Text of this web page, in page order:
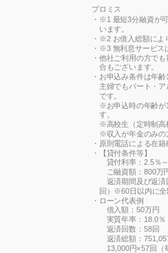
プロミス
※1 最短3分融資が
います。
※2 お借入総額によ
※3 無利息サービス
他社ご利用の方で
合もございます。
お申込み条件は年齢
主婦でもパート・
です。
※お申込時の年齢が
す。
※高校生（定時制高
※収入が年金のみの
原則電話による在籍
【貸付条件等】
貸付利率：2.5％～
ご融資額：800万
返済期間及び返済
回）※60日以内に全
ローン代表例
借入額：50万円
実質年率：18.0％
返済回数：58回
返済総額：
13,000円×57回（